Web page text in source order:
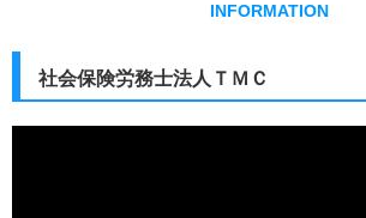
INFORMATION
社会保険労務士法人ＴＭＣ